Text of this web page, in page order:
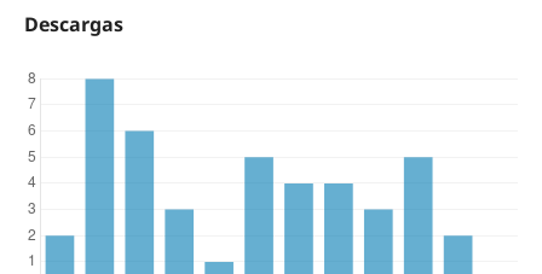
Descargas